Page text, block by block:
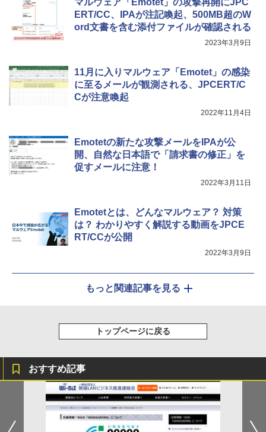
マルウェア「Emotet」の攻撃再開にJPC
ERT/CC、IPAが注記喚起、500MB超のW
ord文書を含む添付ファイルが確認される
2023年3月9日
11月に入りマルウェア「Emotet」の感染
に至るメールが観測される、JPCERT/C
Cが注意喚起
2022年11月4日
Emotetの新たな攻撃メールをIPAが公
開、自然な日本語で「請求書の修正」を
促すメールに注意！
2022年3月11日
Emotetとは、どんなマルウェア？ 対策
は？ わかりやすく解説する動画をJPCE
RT/CCが公開
2022年3月9日
もっと関連記事を見る
トップページに戻る
おすすめ記事